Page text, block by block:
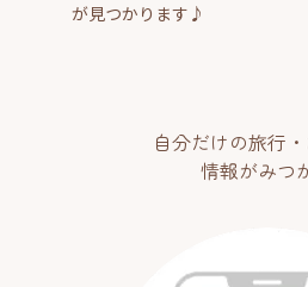
が見つかります♪
自分だけの旅行
情報がみつ